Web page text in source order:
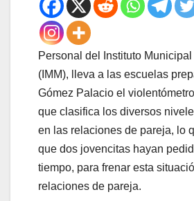
Personal del Instituto
(IMM), lleva a las escuelas
Gómez Palacio el
que clasifica los diversos
en las relaciones de pareja, lo
que dos jovencitas hayan
tiempo, para frenar esta
relaciones de pareja.